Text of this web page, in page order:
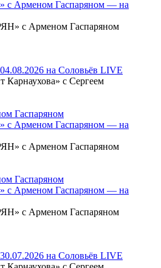
с Арменом Гаспаряном — на
с Арменом Гаспаряном
на Соловьёв LIVE
с Сергеем
с Арменом Гаспаряном — на
с Арменом Гаспаряном
с Арменом Гаспаряном — на
с Арменом Гаспаряном
на Соловьёв LIVE